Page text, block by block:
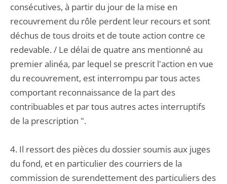
consécutives, à partir du jour de la mise en
recouvrement du rôle perdent leur recours et sont
déchus de tous droits et de toute action contre ce
redevable. / Le délai de quatre ans mentionné au
premier alinéa, par lequel se prescrit l'action en vue
du recouvrement, est interrompu par tous actes
comportant reconnaissance de la part des
contribuables et par tous autres actes interruptifs
de la prescription ".
4. Il ressort des pièces du dossier soumis aux juges
du fond, et en particulier des courriers de la
commission de surendettement des particuliers des